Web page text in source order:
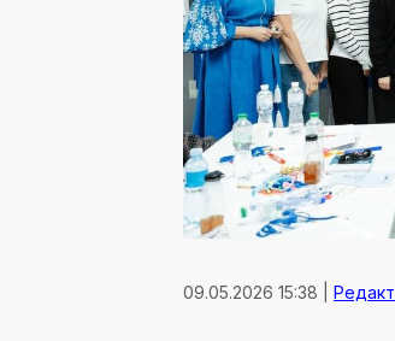
09.05.2026 15:38 |